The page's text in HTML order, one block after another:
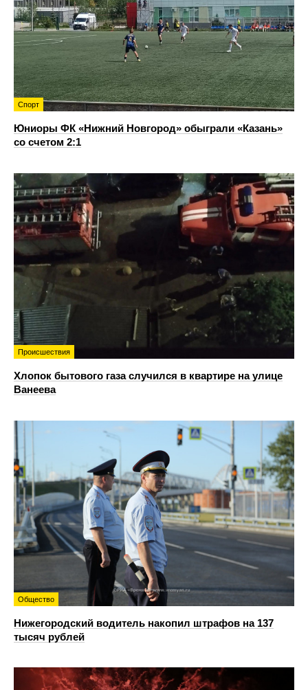
Спорт
Юниоры ФК «Нижний Новгород» обыграли «Казань»
со счетом 2:1
Происшествия
Хлопок бытового газа случился в квартире на улице
Ванеева
Общество
Нижегородский водитель накопил штрафов на 137
тысяч рублей